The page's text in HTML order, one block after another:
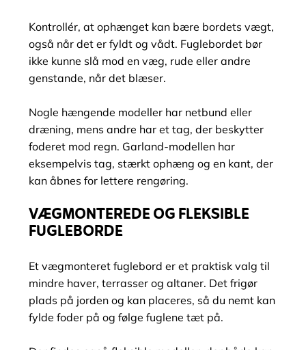
Kontrollér, at ophænget kan bære bordets vægt,
også når det er fyldt og vådt. Fuglebordet bør
ikke kunne slå mod en væg, rude eller andre
genstande, når det blæser.
Nogle hængende modeller har netbund eller
dræning, mens andre har et tag, der beskytter
foderet mod regn. Garland-modellen har
eksempelvis tag, stærkt ophæng og en kant, der
kan åbnes for lettere rengøring.
VÆGMONTEREDE OG FLEKSIBLE
FUGLEBORDE
Et vægmonteret fuglebord er et praktisk valg til
mindre haver, terrasser og altaner. Det frigør
plads på jorden og kan placeres, så du nemt kan
fylde foder på og følge fuglene tæt på.